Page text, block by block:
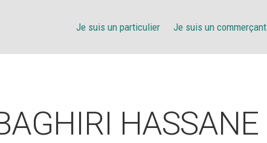
Je suis un particulier Je suis un commerçant
HASSANE